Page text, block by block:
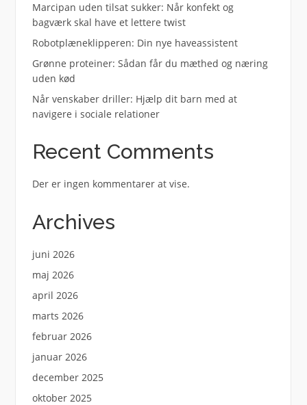
Marcipan uden tilsat sukker: Når konfekt og
bagværk skal have et lettere twist
Robotplæneklipperen: Din nye haveassistent
Grønne proteiner: Sådan får du mæthed og næring
uden kød
Når venskaber driller: Hjælp dit barn med at
navigere i sociale relationer
Recent Comments
Der er ingen kommentarer at vise.
Archives
juni 2026
maj 2026
april 2026
marts 2026
februar 2026
januar 2026
december 2025
oktober 2025